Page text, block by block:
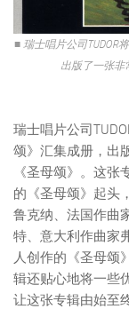
■ 瑞士唱片公司TUDOR
出版了一张非
瑞士唱片公司
颂》汇集成册，出
《圣母颂》。这张
的《圣母颂》起头
鲁克纳、法国作曲
特、意大利作曲家
人创作的《圣母颂
辑还贴心地将一些
让这张专辑由始至